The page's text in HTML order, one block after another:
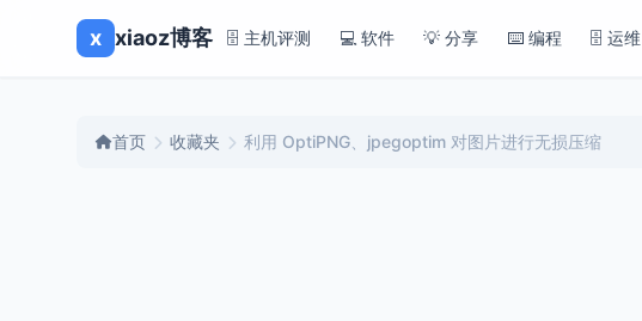
x xiaoz博客 🗄️ 主机评测 💻 软件 💡 分享 ⌨️ 编程 🗄️ 运维
首页 收藏夹 利用 OptiPNG、jpegoptim 对图片进行无损压缩